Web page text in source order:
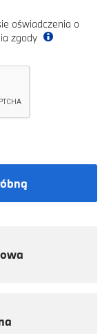
oświadczenia o
zgody